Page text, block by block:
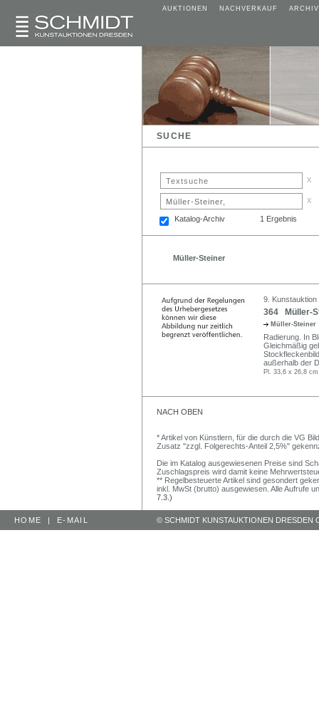
AUKTIONEN NACHVERKAUF ARCHIV
SUCHE
x
x
Katalog-Archiv 1 Ergebnis
Müller-Steiner
9.
364 Müller-
Müller-Steiner
Radierung. In
Gleichmäßig
außerhalb der
Pl. 33,6 x 26,8
NACH OBEN
* Artikel von Künstlern, für die durch die VG
Zusatz "zzgl. Folgerechts-Anteil 2,5%"
Die im Katalog ausgewiesenen Preise sind
Zuschlagspreis wird damit keine
** Regelbesteuerte Artikel sind gesondert
inkl. MwSt (brutto) ausgewiesen. Alle Aufrufe
7.3.)
HOME | E-MAIL © SCHMIDT KUNSTAUKTIONEN DRESDEN